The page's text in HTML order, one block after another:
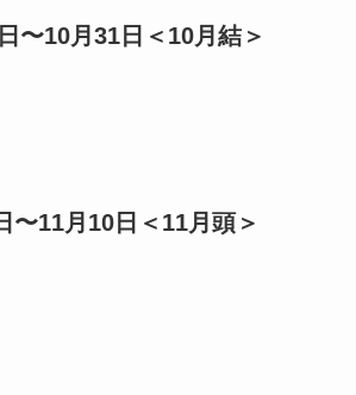
〜10月31日＜10月結＞
〜11月10日＜11月頭＞